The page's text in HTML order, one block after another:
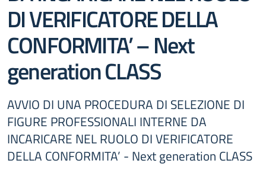
DI VERIFICATORE DELLA
CONFORMITA’ – Next
generation CLASS
AVVIO DI UNA PROCEDURA DI SELEZIONE DI
FIGURE PROFESSIONALI INTERNE DA
INCARICARE NEL RUOLO DI VERIFICATORE
DELLA CONFORMITA’ - Next generation CLASS